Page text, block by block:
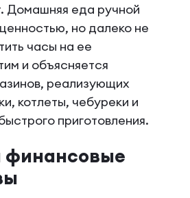
Домашняя еда ручной
но далеко не
часы на ее
и объясняется
реализующих
котлеты, чебуреки и
приготовления.
финансовые